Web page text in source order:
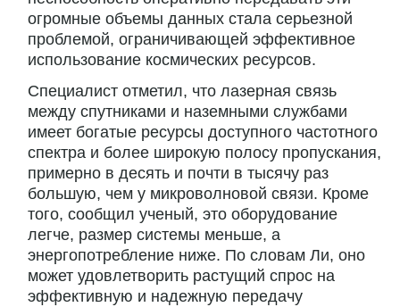
огромные объемы данных стала серьезной
проблемой, ограничивающей эффективное
использование космических ресурсов.
Специалист отметил, что лазерная связь
между спутниками и наземными службами
имеет богатые ресурсы доступного частотного
спектра и более широкую полосу пропускания,
примерно в десять и почти в тысячу раз
большую, чем у микроволновой связи. Кроме
того, сообщил ученый, это оборудование
легче, размер системы меньше, а
энергопотребление ниже. По словам Ли, оно
может удовлетворить растущий спрос на
эффективную и надежную передачу